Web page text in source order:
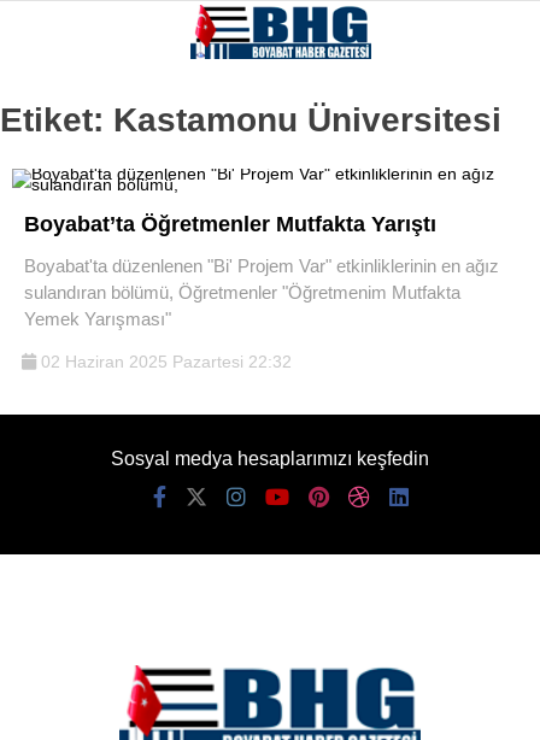
Etiket: Kastamonu Üniversitesi
Boyabat’ta Öğretmenler Mutfakta Yarıştı
Boyabat'ta düzenlenen "Bi' Projem Var" etkinliklerinin en ağız
sulandıran bölümü, Öğretmenler "Öğretmenim Mutfakta
Yemek Yarışması"
02 Haziran 2025 Pazartesi 22:32
Sosyal medya hesaplarımızı keşfedin